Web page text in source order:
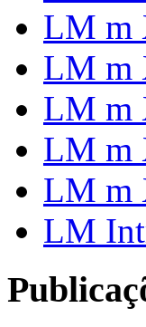
LM m
LM m
LM m
LM m
LM m
LM